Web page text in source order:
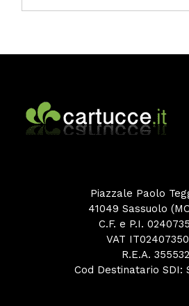
Piazzale Paolo
41049 Sassuolo
C.F. e P.I.
VAT
R.E.A. 355532
Cod Destinatario SDI: